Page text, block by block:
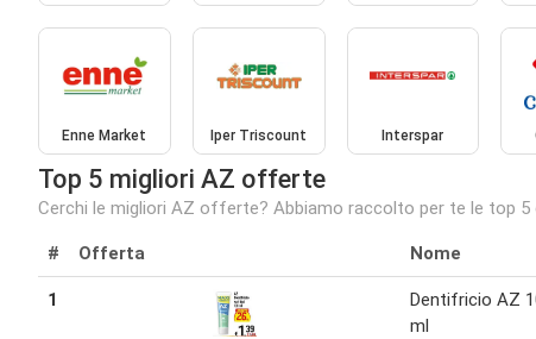
Enne Market Iper Triscount Interspar
Top 5 migliori AZ offerte
Cerchi le migliori AZ offerte? Abbiamo raccolto per te le top
# Offerta Nome
1
Dentifricio AZ
ml